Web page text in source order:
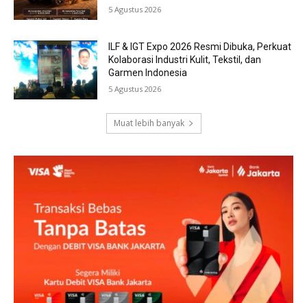
5 Agustus 2026
ILF & IGT Expo 2026 Resmi Dibuka, Perkuat
Kolaborasi Industri Kulit, Tekstil, dan
Garmen Indonesia
5 Agustus 2026
Muat lebih banyak